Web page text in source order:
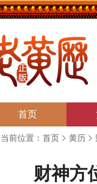
首页
当前位置： 首页 黄历
财神方